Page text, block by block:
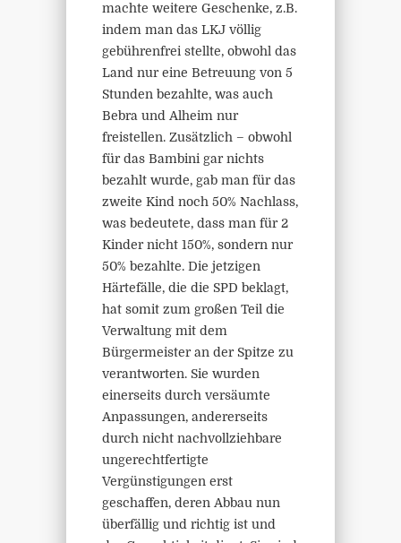
machte weitere Geschenke, z.B.
indem man das LKJ völlig
gebührenfrei stellte, obwohl das
Land nur eine Betreuung von 5
Stunden bezahlte, was auch
Bebra und Alheim nur
freistellen. Zusätzlich – obwohl
für das Bambini gar nichts
bezahlt wurde, gab man für das
zweite Kind noch 50% Nachlass,
was bedeutete, dass man für 2
Kinder nicht 150%, sondern nur
50% bezahlte. Die jetzigen
Härtefälle, die die SPD beklagt,
hat somit zum großen Teil die
Verwaltung mit dem
Bürgermeister an der Spitze zu
verantworten. Sie wurden
einerseits durch versäumte
Anpassungen, andererseits
durch nicht nachvollziehbare
ungerechtfertigte
Vergünstigungen erst
geschaffen, deren Abbau nun
überfällig und richtig ist und